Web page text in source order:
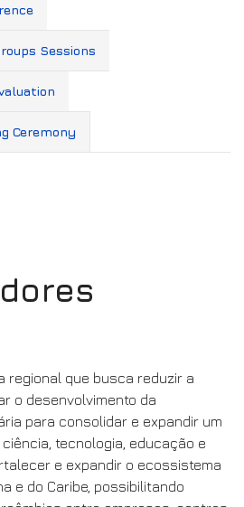
Sessions
Ceremony
regional que busca reduzir a
o desenvolvimento da
para consolidar e expandir um
tecnologia, educação e
e expandir o ecossistema
e do Caribe, possibilitando